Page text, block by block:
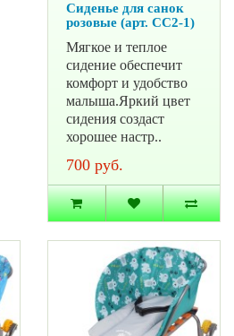
Сиденье для санок
розовые (арт. СС2-1)
Мягкое и теплое
сидение обеспечит
комфорт и удобство
малыша.Яркий цвет
сидения создаст
хорошее настр..
700 руб.